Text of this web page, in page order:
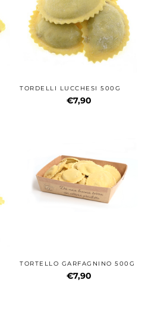
TORDELLI LUCCHESI 500G
€7,90
TORTELLO GARFAGNINO 500G
€7,90